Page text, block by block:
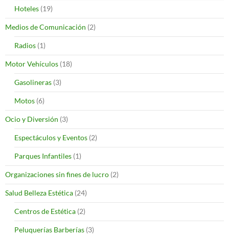
Hoteles (19)
Medios de Comunicación (2)
Radios (1)
Motor Vehículos (18)
Gasolineras (3)
Motos (6)
Ocio y Diversión (3)
Espectáculos y Eventos (2)
Parques Infantiles (1)
Organizaciones sin fines de lucro (2)
Salud Belleza Estética (24)
Centros de Estética (2)
Peluquerías Barberías (3)